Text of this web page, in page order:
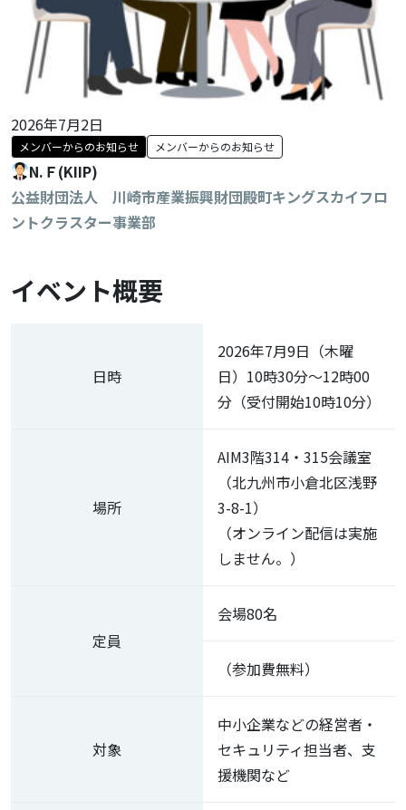
2026年7月2日
メンバーからのお知らせ メンバーからのお知らせ
N.Ｆ(KIIP)
公益財団法人 川崎市産業振興財団殿町キングスカイフロ
ントクラスター事業部
イベント概要
日時
2026年7月9日（木曜
日）10時30分～12時00
分（受付開始10時10分）
場所
AIM3階314・315会議室
（北九州市小倉北区浅野
3-8-1）
（オンライン配信は実施
しません。）
定員
会場80名
（参加費無料）
対象
中小企業などの経営者・
セキュリティ担当者、支
援機関など